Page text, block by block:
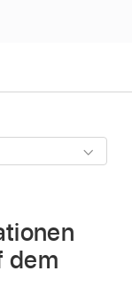
dem